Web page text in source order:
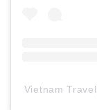
Vietnam